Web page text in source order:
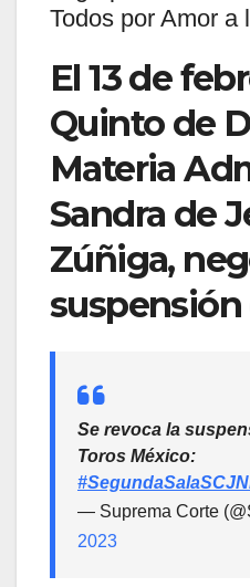
Todos por Amor a
El 13 de
Quinto de
Materia
Sandra de
Zúñiga,
Se revoca la
Toros México:
#SegundaSalaSCJN
— Suprema Corte
2023